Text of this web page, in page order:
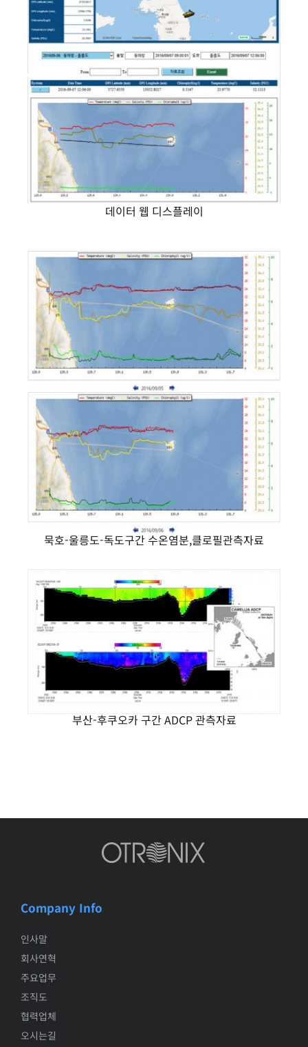
데이터 웹 디스플레이
묵호-울릉도-독도구간 수온염분,클로필관측자료
부산-후쿠오카 구간 ADCP 관측자료
Company Info
인사말
회사연혁
주요업무
조직도
협력업체
오시는길